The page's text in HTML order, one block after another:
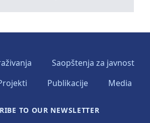
Saopštenja za javnost
Publikacije Media
TO OUR NEWSLETTER